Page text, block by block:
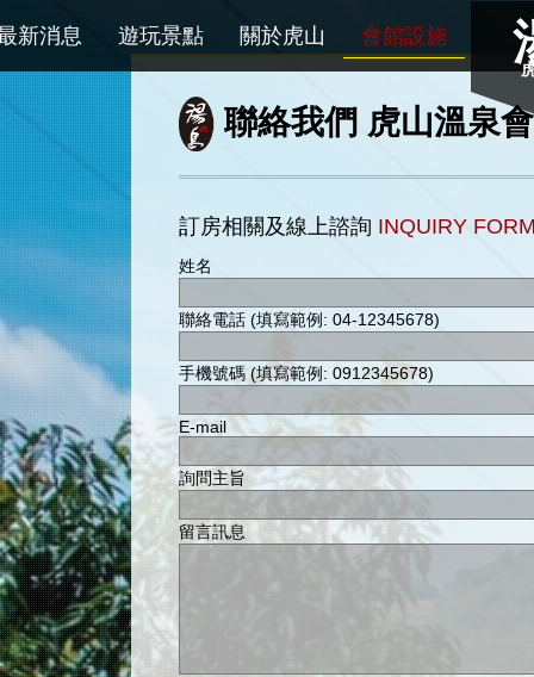
新消息 遊玩景點 關於虎山 會館設施
聯絡我們 虎山溫泉
訂房相關及線上諮詢 INQUIRY
姓名
聯絡電話 (填寫範例: 04-12345678)
手機號碼 (填寫範例: 0912345678)
E-mail
詢問主旨
留言訊息